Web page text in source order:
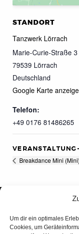
Um dir ein optimales
Cookies, um
STANDORT
Tanzwerk Lörrach
Marie-Curie-Straße 3
79539 Lörrach
Deutschland
Google Karte
Telefon:
+49 0176 81486265
Breakdance Mini (Mini)